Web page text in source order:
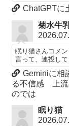
ChatGPTに
菊水牛
眠り猫さんコメ
言って、連投して
Geminiに相
る不信感 上流
のでは
眠り猫